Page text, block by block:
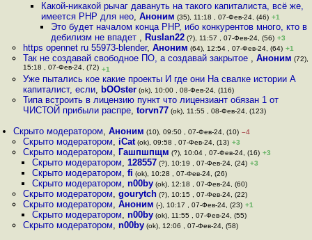
Какой-никакой рычаг давануть на такого капиталиста, всё же,
имеется PHP для нео,Аноним (35), 11:18 , 07-Фев-24, (46) +1
Это будет началом конца PHP, ибо конкурентов много, кто в
дебилизм не впадет , Ruslan22(?), 11:57 , 07-Фев-24, (56) +3
https opennet ru 55973-blender, Аноним (64), 12:54 , 07-Фев-24, (64) +1
Так не создавай свободное ПО, а создавай закрытое , Аноним (72),
15:18 , 07-Фев-24, (72) +1
Уже пытались кое какие проекты И где они На свалке истории А
капиталист, если, bOOster(ok), 10:00 , 08-Фев-24, (116)
Типа встроить в лицензию пункт что лицензиант обязан 1 от
ЧИСТОЙ прибыли распре, torvn77(ok), 11:55 , 08-Фев-24, (123)
Скрыто модератором,Аноним (10), 09:50 , 07-Фев-24, (10) –4
Скрыто модератором, iCat(ok), 09:58 , 07-Фев-24, (13) +3
Скрыто модератором, Гашпшпщм (?), 10:04 , 07-Фев-24, (16) +3
Скрыто модератором, 128557(?), 10:19 , 07-Фев-24, (24) +3
Скрыто модератором, fi (ok), 10:28 , 07-Фев-24, (26)
Скрыто модератором, n00by(ok), 12:18 , 07-Фев-24, (60)
Скрыто модератором, gourytch(?), 10:15 , 07-Фев-24, (22)
Скрыто модератором, Аноним (-), 10:17 , 07-Фев-24, (23) +1
Скрыто модератором, n00by(ok), 11:55 , 07-Фев-24, (55)
Скрыто модератором, n00by(ok), 12:06 , 07-Фев-24, (58)